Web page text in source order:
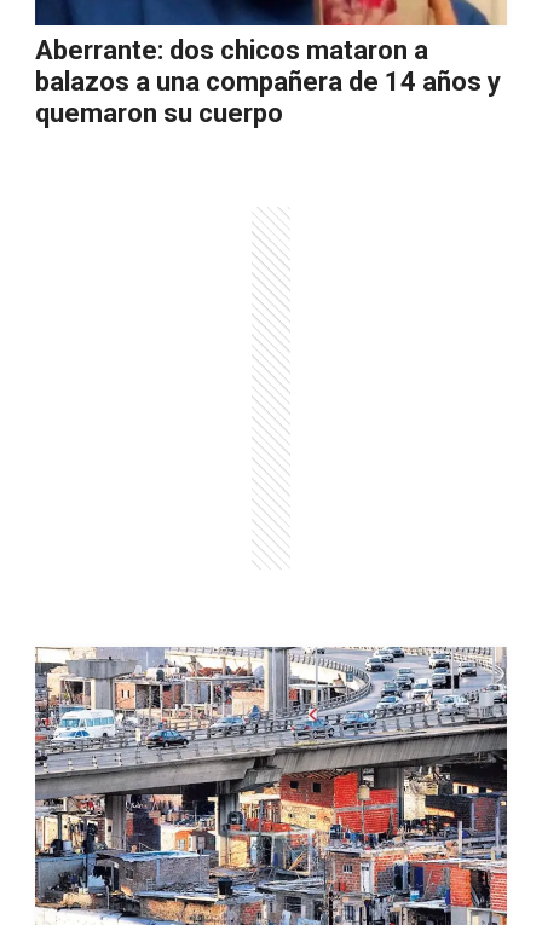
Aberrante: dos chicos mataron a
balazos a una compañera de 14 años y
quemaron su cuerpo